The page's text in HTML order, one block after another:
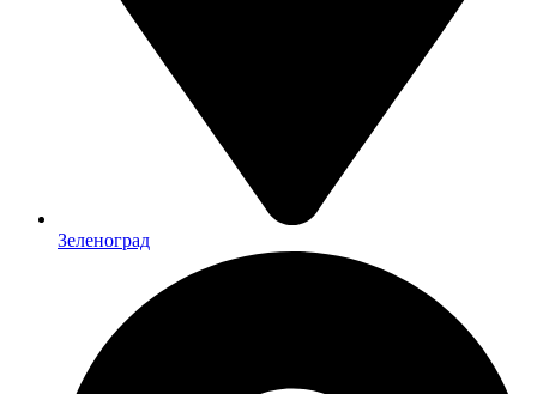
Зеленоград